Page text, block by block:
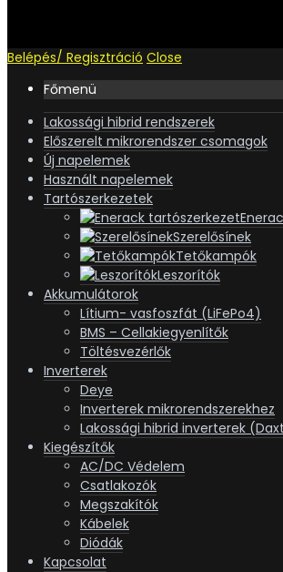
Belépés/ Regisztráció Close
Főmenü
Lakossági hibrid rendszerek
Előszerelt mikrorendszer csomagok
Új napelemek
Használt napelemek
Tartószerkezetek
Szerelősínek
Tetőkampók
Leszorítók
Akkumulátorok
Lítium- vasfoszfát (LiFePo4)
BMS – Cellakiegyenlítők
Töltésvezérlők
Inverterek
Deye
Inverterek mikrorendszerekhez
Lakossági hibrid inverterek
Kiegészítők
AC/DC Védelem
Csatlakozók
Megszakítók
Kábelek
Diódák
Kapcsolat